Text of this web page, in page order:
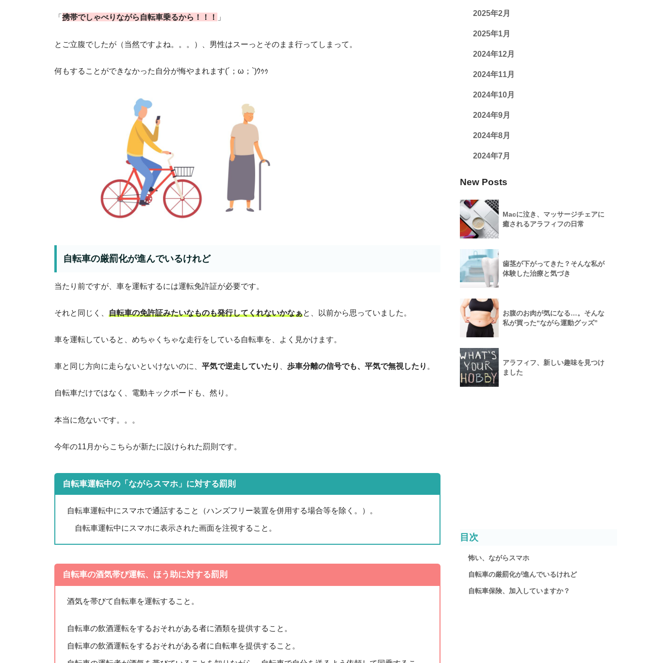
「 携帯でしゃべりながら自転車乗るから！！！ 」
とご立腹でしたが（当然ですよね。。。）、男性はスーっとそのまま行ってしまって。
何もすることができなかった自分が悔やまれます(´；ω；`)ｳｩｩ
自転車の厳罰化が進んでいるけれど
当たり前ですが、車を運転するには運転免許証が必要です。
それと同じく、 自転車の免許証みたいなものも発行してくれないかなぁと、以前から思っていました。
車を運転していると、めちゃくちゃな走行をしている自転車を、よく見かけます。
車と同じ方向に走らないといけないのに、 平気で逆走していたり 歩車分離の信号でも、平気で無視したり 。
自転車だけではなく、電動キックボードも、然り。
本当に危ないです。。。
今年の11月からこちらが新たに設けられた罰則です。
自転車運転中の「ながらスマホ」に対する罰則
自転車運転中にスマホで通話すること（ハンズフリー装置を併用する場合等を除く。）。
自転車運転中にスマホに表示された画面を注視すること。
自転車の酒気帯び運転、ほう助に対する罰則
酒気を帯びて自転車を運転すること。
自転車の飲酒運転をするおそれがある者に酒類を提供すること。
自転車の飲酒運転をするおそれがある者に自転車を提供すること。
2025年2月
2025年1月
2024年12月
2024年11月
2024年10月
2024年9月
2024年8月
2024年7月
New Posts
Macに泣き、マッサージチェアに
癒されるアラフィフの日常
歯茎が下がってきた？そんな私が
体験した治療と気づき
お腹のお肉が気になる…。そんな
私が買った“ながら運動グッズ”
アラフィフ、新しい趣味を見つけ
ました
目次
怖い、ながらスマホ
自転車の厳罰化が進んでいるけれど
自転車保険、加入していますか？